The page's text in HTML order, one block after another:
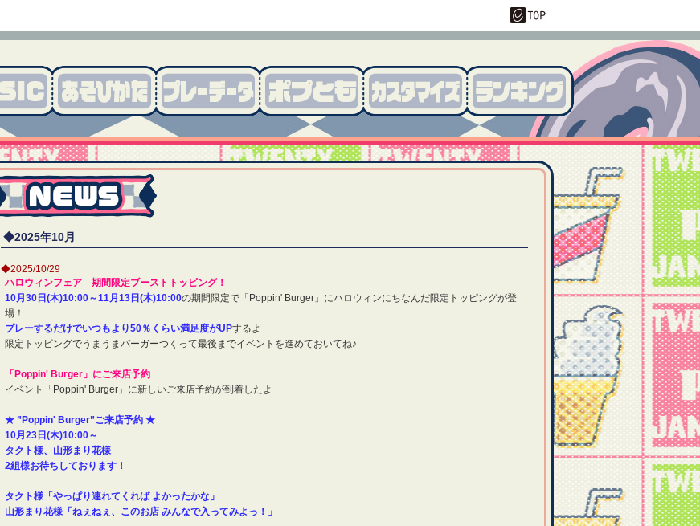
◆2025年10月
◆2025/10/29
ハロウィンフェア 期間限定ブーストトッピング！
10月30日(木)10:00～11月13日(木)10:00の期間限定で「Poppin' Burger」にハロウィンにちなんだ限定トッピングが登
場！
プレーするだけでいつもより50％くらい満足度がUPするよ
限定トッピングでうまうまバーガーつくって最後までイベントを進めておいてね♪
「Poppin' Burger」にご来店予約
イベント「Poppin' Burger」に新しいご来店予約が到着したよ
★ ”Poppin' Burger”ご来店予約 ★
10月23日(木)10:00～
タクト様、山形まり花様
2組様お待ちしております！
タクト様「やっぱり連れてくれば よかったかな」
山形まり花様「ねぇねぇ、このお店 みんなで入ってみよっ！」